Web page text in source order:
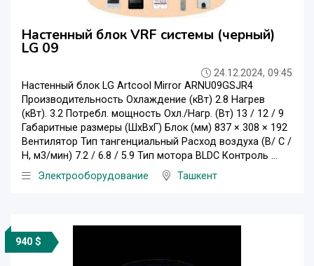
Настенный блок VRF системы (черный)
LG 09
24.12.2024, 09:45
Настенный блок LG Artcool Mirror ARNU09GSJR4
Производительность Охлаждение (кВт) 2.8 Нагрев
(кВт). 3.2 Потребл. мощность Охл./Нагр. (Вт) 13 / 12 / 9
Габаритные размеры (ШxВxГ) Блок (мм) 837 × 308 × 192
Вентилятор Тип тангенциальный Расход воздуха (В/ С /
Н, м3/мин) 7.2 / 6.8 / 5.9 Тип мотора BLDC Контроль ...
Электрооборудование
Ташкент
940 $